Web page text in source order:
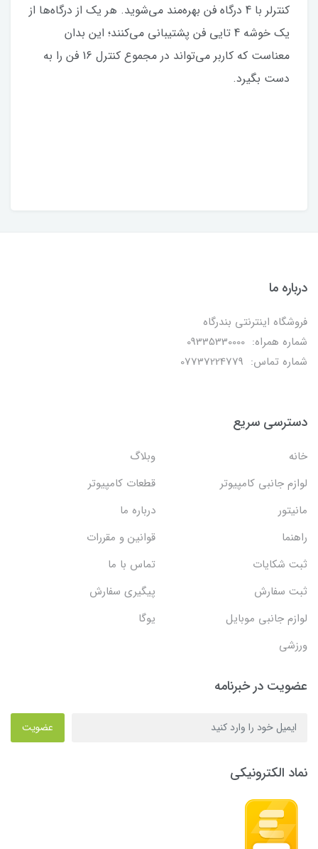
کنترلر با 4 درگاه فن بهره‌مند می‌شوید. هر یک از درگاه‌ها از
یک خوشه 4 تایی فن پشتیبانی می‌کنند؛ این بدان
معناست که کاربر می‌تواند در مجموع کنترل 16 فن را به
دست بگیرد.
درباره ما
فروشگاه اینترنتی بندرگاه
شماره همراه: 09335330000
شماره تماس: 07737224779
دسترسی سریع
خانه
وبلاگ
لوازم جانبی کامپیوتر
قطعات کامپیوتر
مانیتور
درباره ما
راهنما
قوانین و مقررات
ثبت شکایات
تماس با ما
ثبت سفارش
پیگیری سفارش
لوازم جانبی موبایل
یوگا
ورزشی
عضویت در خبرنامه
عضویت
نماد الکترونیکی